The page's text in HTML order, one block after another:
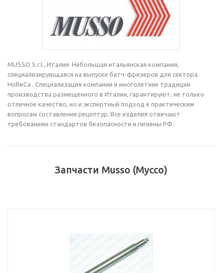
MUSSO S.r.l., Италия. Небольшая итальянская компания,
специализирующаяся на выпуске батч-фризеров для сектора
HoReCa . Специализация компании и многолетние традиции
производства размещенного в Италии, гарантируют, не только
отличное качество, но и экспертный подход к практическим
вопросам составления рецептур. Все изделия отвечают
требованиям стандартов безопасности и гигиены РФ.
Запчасти Musso (Муссо)